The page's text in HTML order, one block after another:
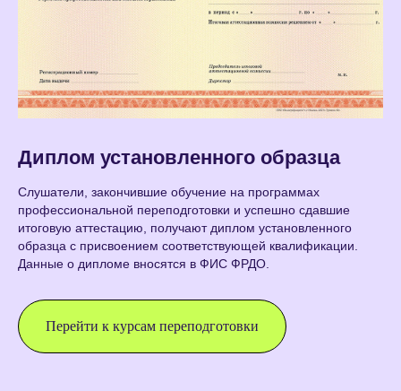
Диплом установленного образца
Слушатели, закончившие обучение на программах
профессиональной переподготовки и успешно сдавшие
итоговую аттестацию, получают диплом установленного
образца с присвоением соответствующей квалификации.
Данные о дипломе вносятся в ФИС ФРДО.
Перейти к курсам переподготовки